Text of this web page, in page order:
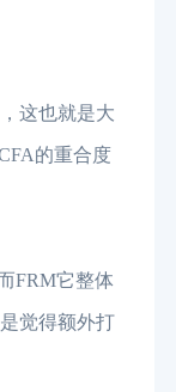
这也就是大
的重合度
FRM它整体
觉得额外打
考试内容介绍！